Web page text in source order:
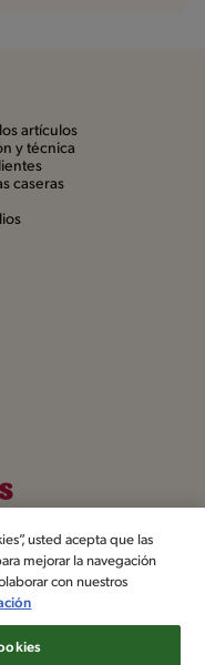
artículos
y técnica
caseras
usted acepta que las
mejorar la navegación
con nuestros